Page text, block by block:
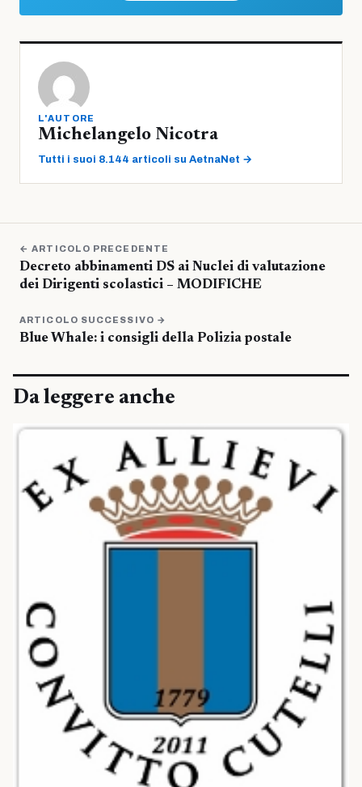
L'AUTORE
Michelangelo Nicotra
Tutti i suoi 8.144 articoli su AetnaNet →
← ARTICOLO PRECEDENTE
Decreto abbinamenti DS ai Nuclei di valutazione
dei Dirigenti scolastici – MODIFICHE
ARTICOLO SUCCESSIVO →
Blue Whale: i consigli della Polizia postale
Da leggere anche